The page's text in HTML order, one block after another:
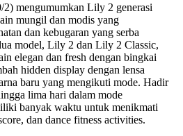
2) mengumumkan Lily 2 generasi
mungil dan modis yang
dan kebugaran yang serba
model, Lily 2 dan Lily 2 Classic,
elegan dan fresh dengan bingkai
hidden display dengan lensa
baru yang mengikuti mode. Hadir
lima hari dalam mode
banyak waktu untuk menikmati
dan dance fitness activities.